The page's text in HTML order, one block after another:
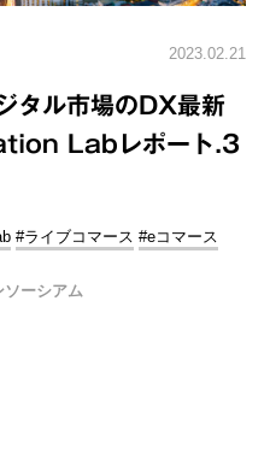
2023.02.21
タル市場のDX最新
Labレポート.3
#ライブコマース #eコマース
ーシアム